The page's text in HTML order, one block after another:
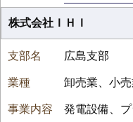
株式会社ＩＨＩ
広島支部
卸売業、小売
発電設備、